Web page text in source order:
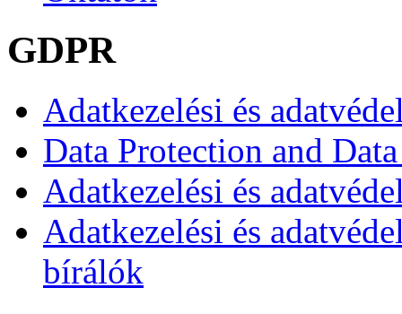
GDPR
Adatkezelési és
Data Protection and
Adatkezelési és
Adatkezelési és
bírálók